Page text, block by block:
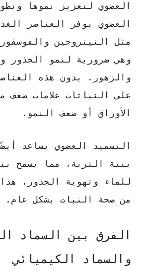
العضوي لتعزيز نموها
العضوي يوفر العناصر
مثل النيتروجين
وهي ضرورية لنمو الجذور
والزهور. بدون هذه
على النباتات علامات ضعف
الأوراق أو ضعف النمو.
التسميد العضوي يساعد
بنية التربة، مما يسمح
للماء وتهوية الجذور.
من صحة النبات بشكل عام.
الفرق بين السماد
والسماد الكيميائي